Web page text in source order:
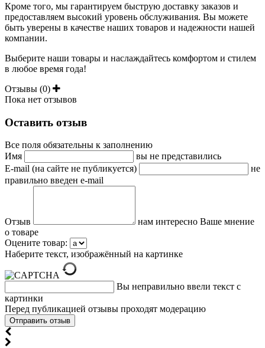
Кроме того, мы гарантируем быструю доставку заказов и
предоставляем высокий уровень обслуживания. Вы можете
быть уверены в качестве наших товаров и надежности нашей
компании.
Выберите наши товары и наслаждайтесь комфортом и стилем
в любое время года!
Отзывы (0)
Пока нет отзывов
Оставить отзыв
Все поля обязательны к заполнению
Имя
вы не представились
E-mail (на сайте не публикуется)
не
правильно введен e-mail
Отзыв
нам интересно Ваше мнение
о товаре
Оцените товар:
Наберите текст, изображённый на картинке
Вы неправильно ввели текст с
картинки
Перед публикацией отзывы проходят модерацию